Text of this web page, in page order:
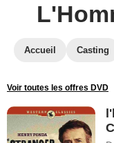
Accueil Casting
Voir toutes les offres DVD